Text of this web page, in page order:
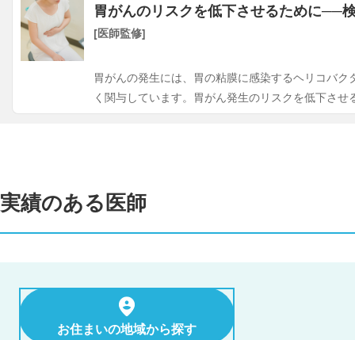
胃がんのリスクを低下させるために──
[医師監修]
胃がんの発生には、胃の粘膜に感染するヘリコバ
く関与しています。胃がん発生のリスクを低下させ
実績のある医師
お住まいの地域から探す